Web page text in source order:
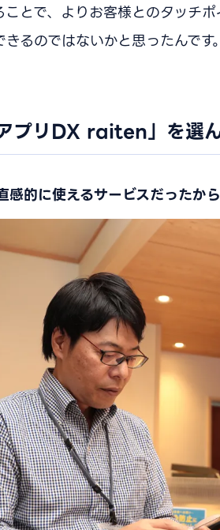
とで、よりお客様とのタッチ
るのではないかと思ったんです。
プリDX raiten」を選
感的に使えるサービスだったから